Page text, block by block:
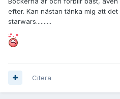
efter. Kan nästan tänka mig att
starwars..........
Citera